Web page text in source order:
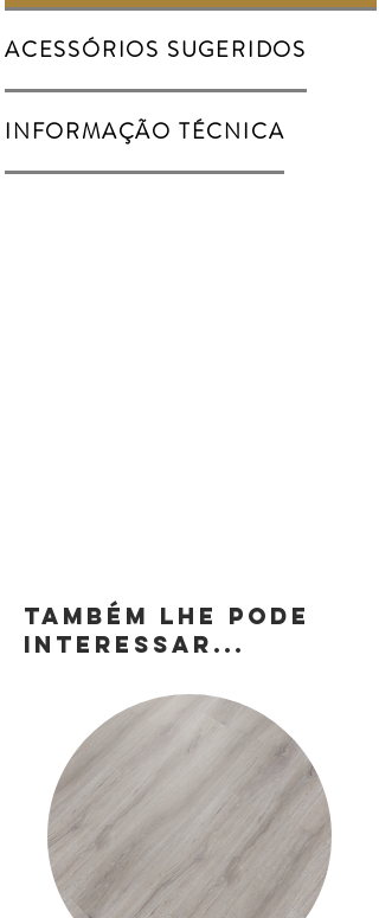
ACESSÓRIOS SUGERIDOS
INFORMAÇÃO TÉCNICA
TAMBÉM LHE PODE
INTERESSAR...